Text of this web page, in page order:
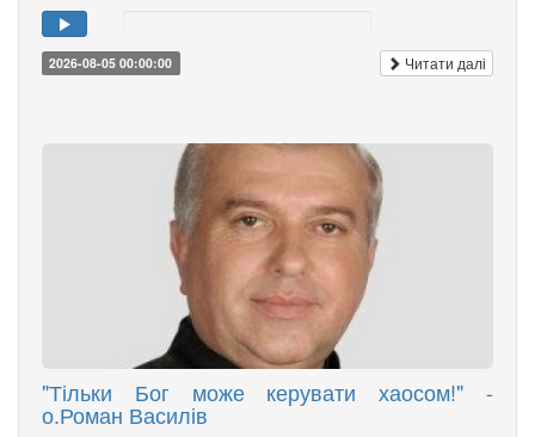
2026-08-05 00:00:00 Читати далі
"Тільки Бог може керувати хаосом!" -
о.Роман Василів